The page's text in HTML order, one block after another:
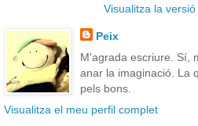
Visualitza la
Peix
M'agrada escriure. Sí,
anar la imaginació. La
pels bons.
Visualitza el meu perfil complet